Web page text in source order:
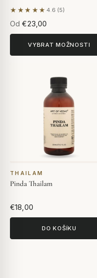
★★★★★ 4.6 (5)
Na základě 5 hodnocení
Od €23,00
VYBRAT MOŽNOSTI
THAILAM
Pinda Thailam
€18,00
DO KOŠÍKU